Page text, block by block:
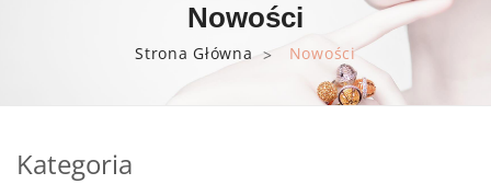
Kolczyki
Bransoletki
NOWOŚCI
Nowości
Strona Główna > Nowości
Kategoria